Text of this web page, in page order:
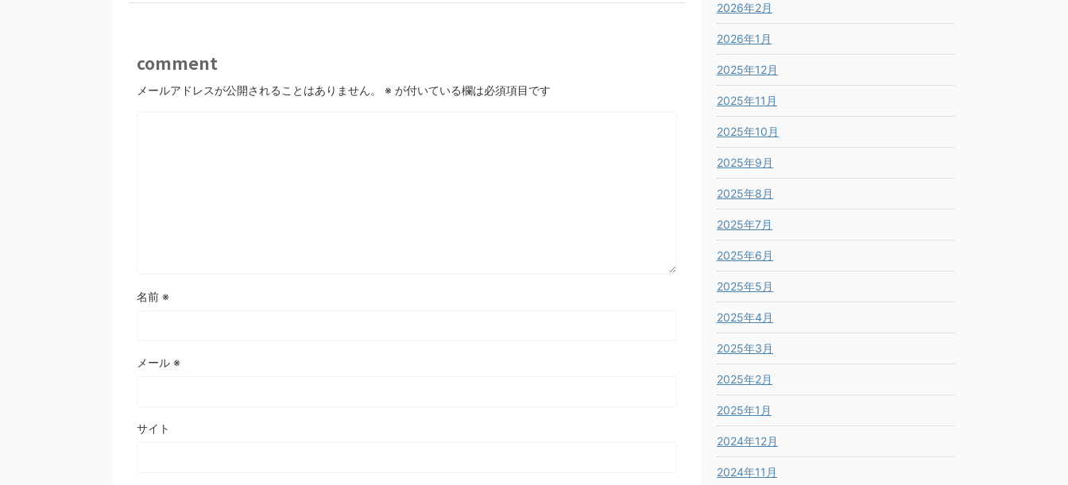
comment
メールアドレスが公開されることはありません。 ※ が付いている欄は必須項目です
名前 ※
メール ※
サイト
2026年2月
2026年1月
2025年12月
2025年11月
2025年10月
2025年9月
2025年8月
2025年7月
2025年6月
2025年5月
2025年4月
2025年3月
2025年2月
2025年1月
2024年12月
2024年11月